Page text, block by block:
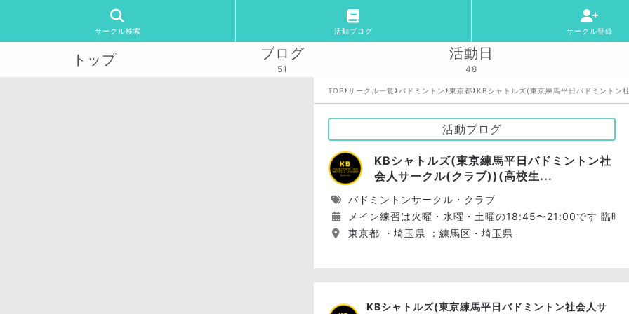
サークル検索 活動ブログ サークル登録
トップ ブログ
51
活動日
48
TOP›サークル一覧 › バドミントン ›東京都› KBシャトルズ(東京練馬平日バドミントン
活動ブログ
KBシャトルズ(東京練馬平日バドミントン社
会人サークル(クラブ))(高校生...
バドミントンサークル・クラブ
メイン練習は火曜・水曜・土曜の18:45〜21:00です 臨時
東京都 ・埼玉県 ：練馬区・埼玉県
KBシャトルズ(東京練馬平日バドミントン社会人サ